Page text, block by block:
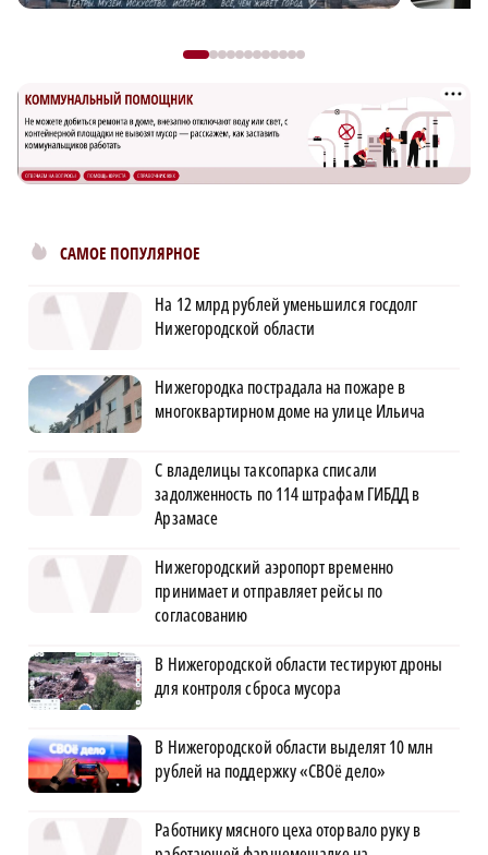
САМОЕ ПОПУЛЯРНОЕ
На 12 млрд рублей уменьшился госдолг
Нижегородской области
Нижегородка пострадала на пожаре в
многоквартирном доме на улице Ильича
С владелицы таксопарка списали
задолженность по 114 штрафам ГИБДД в
Арзамасе
Нижегородский аэропорт временно
принимает и отправляет рейсы по
согласованию
В Нижегородской области тестируют дроны
для контроля сброса мусора
В Нижегородской области выделят 10 млн
рублей на поддержку «СВОё дело»
Работнику мясного цеха оторвало руку в